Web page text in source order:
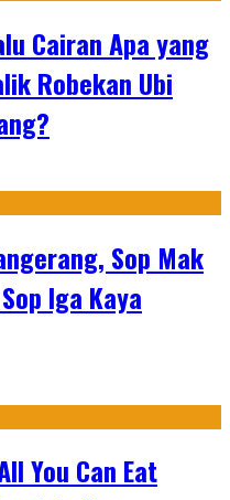
Cairan Apa yang
Robekan Ubi
Sop Mak
Iga Kaya
You Can Eat